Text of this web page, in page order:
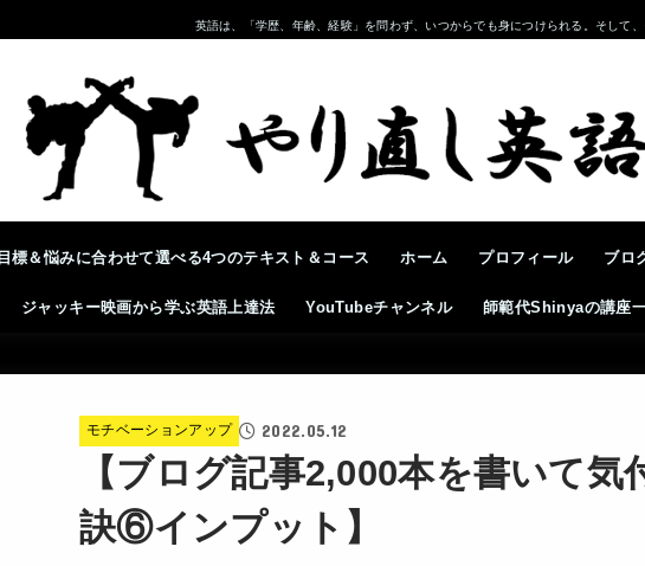
英語は、「学歴、年齢、経験」を問わず、いつからでも身につけられる。そして、
標＆悩みに合わせて選べる4つのテキスト＆コース ホーム プロフィール ブロ
ジャッキー映画から学ぶ英語上達法 YouTubeチャンネル 師範代Shinyaの講座
モチベーションアップ 2022.05.12
【ブログ記事2,000本を書いて
訣⑥インプット】